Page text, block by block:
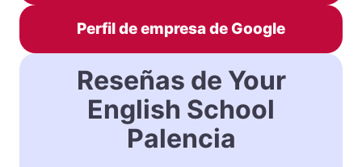
Perfil de empresa de Google
Reseñas de Your
English School
Palencia